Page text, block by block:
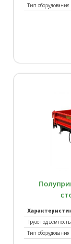
Тип оборудования
Тип оборудования